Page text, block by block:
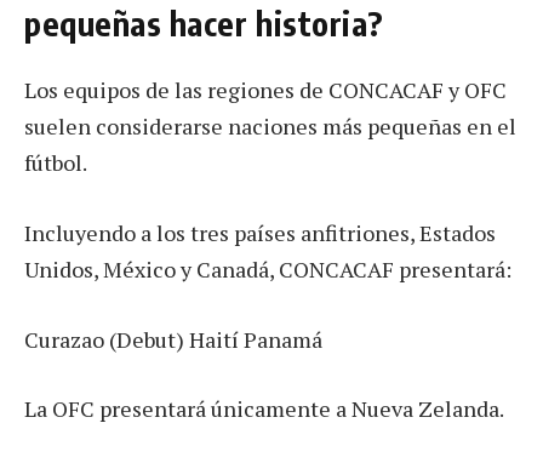
pequeñas hacer historia?
Los equipos de las regiones de CONCACAF y OFC
suelen considerarse naciones más pequeñas en el
fútbol.
Incluyendo a los tres países anfitriones, Estados
Unidos, México y Canadá, CONCACAF presentará:
Curazao (Debut) Haití Panamá
La OFC presentará únicamente a Nueva Zelanda.